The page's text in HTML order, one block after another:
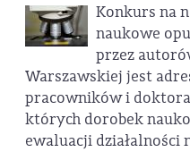
Konkurs na
naukowe
przez
Warszawskiej jest
pracowników i
których dorobek
ewaluacji działalności